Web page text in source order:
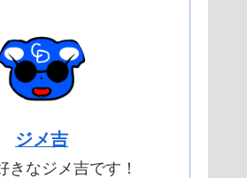
ジメ吉
きなジメ吉です！